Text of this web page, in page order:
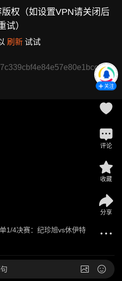
权（如设置VPN请关闭后
试）
刷新 试试
1/4决赛：纪珍旭vs休伊特
关注
评论
收藏
分享